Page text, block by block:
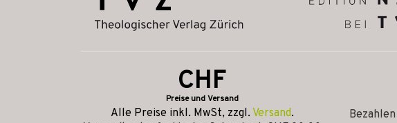
CHF
Preise und Versand
Alle Preise inkl. MwSt, zzgl. Versand.